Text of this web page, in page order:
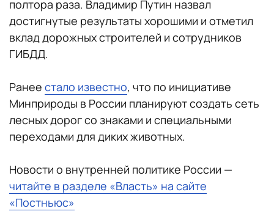
полтора раза. Владимир Путин назвал
достигнутые результаты хорошими и отметил
вклад дорожных строителей и сотрудников
ГИБДД.
Ранее стало известно, что по инициативе
Минприроды в России планируют создать сеть
лесных дорог со знаками и специальными
переходами для диких животных.
Новости о внутренней политике России —
читайте в разделе «Власть» на сайте
«Постньюс»